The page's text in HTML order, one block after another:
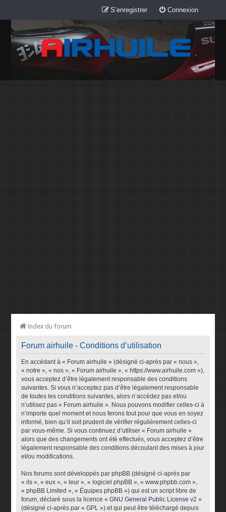
Connexion
S’enregistrer
Index du forum
Forum airhuile - Conditions d’utilisation
En accédant à « Forum airhuile » (désigné ci-après par « nous »,
« notre », « nos », « Forum airhuile », « https://www.airhuile.com »),
vous acceptez d’être légalement responsable des conditions
suivantes. Si vous n’acceptez pas d’être légalement responsable
de toutes les conditions suivantes, alors n’accédez pas et/ou
n’utilisez pas « Forum airhuile ». Nous pouvons modifier celles-ci à
n’importe quel moment et nous ferons tout pour que vous en soyez
informé, bien qu’il soit prudent de vérifier régulièrement celles-ci
par vous-même. Si vous continuez d’utiliser « Forum airhuile »
alors que des changements ont été effectués, vous acceptez d’être
légalement responsable des conditions découlant des mises à jour
et/ou modifications.
Nos forums sont développés par phpBB (désigné ci-après par
« ils », « eux », « leur », « logiciel phpBB », « www.phpbb.com »,
« phpBB Limited », « Équipes phpBB ») qui est un script libre de
forum, déclaré sous la licence «GNU General Public License v2 »
(désigné ci-après par « GPL ») et qui peut être téléchargé depuis